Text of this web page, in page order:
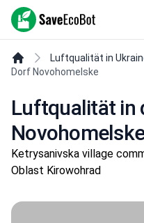
SaveEcoBot
Luftqualität in
Dorf Novohomelske
Luftqualität in
Novohomelske
Ketrysanivska village
Oblast Kirowohrad